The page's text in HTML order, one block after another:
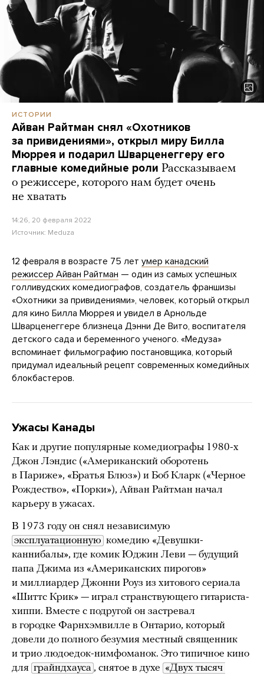
ИСТОРИИ
Айван Райтман снял «Охотников
за привидениями», открыл миру Билла
Мюррея и подарил Шварценеггеру его
главные комедийные роли Рассказываем
о режиссере, которого нам будет очень
не хватать
14:26, 20 февраля 2022
Источник: Meduza
12 февраля в возрасте 75 лет умер канадский
режиссер Айван Райтман — один из самых успешных
голливудских комедиографов, создатель франшизы
«Охотники за привидениями», человек, который открыл
для кино Билла Мюррея и увидел в Арнольде
Шварценеггере близнеца Дэнни Де Вито, воспитателя
детского сада и беременного ученого. «Медуза»
вспоминает фильмографию постановщика, который
придумал идеальный рецепт современных комедийных
блокбастеров.
Ужасы Канады
Как и другие популярные комедиографы 1980-х
Джон Лэндис («Американский оборотень
в Париже», «Братья Блюз») и Боб Кларк («Черное
Рождество», «Порки»), Айван Райтман начал
карьеру в ужасах.
В 1973 году он снял независимую
эксплуатационную комедию «Девушки-
каннибалы», где комик Юджин Леви — будущий
папа Джима из «Американских пирогов»
и миллиардер Джонни Роуз из хитового сериала
«Шиттс Крик» — играл странствующего гитариста-
хиппи. Вместе с подругой он застревал
в городке Фарнхэмвилле в Онтарио, который
довели до полного безумия местный священник
и трио людоедок-нимфоманок. Это типичное кино
для грайндхауса , снятое в духе «Двух тысяч